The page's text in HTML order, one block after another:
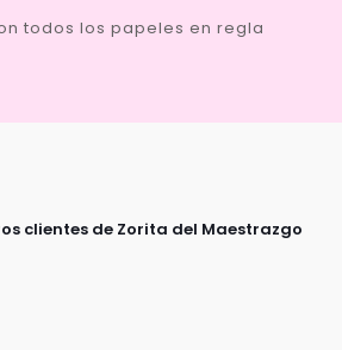
todos los papeles en regla
clientes de Zorita del Maestrazgo